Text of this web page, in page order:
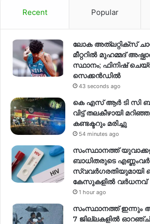
Recent Popular
ലോക അത്‌ലറ്റിക്‌സ്
മീറ്ററിൽ മുഹമ്മദ്
സ്ഥാനം; ഫിനിഷ്
സെക്കൻഡിൽ
43 seconds ago
കെ എസ് ആർ ടി സി
വിട്ട് തലകീഴായി
കണ്ടക്ടറും മരിച്ചു
54 minutes ago
സംസ്ഥാനത്ത്
ബാധിതരുടെ
സ്വവർഗരതിയുമായി
കേസുകളിൽ വര്‍ധനവ്
1 hour ago
സംസ്ഥാനത്ത് ഇന്നും
7 ജില്ലകളിൽ ഓറഞ്ച്